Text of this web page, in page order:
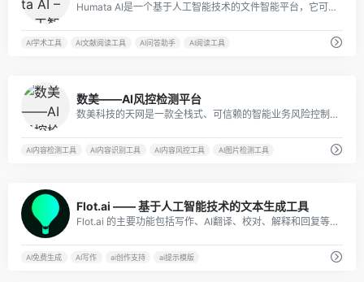
Humata AI是一个基于人工智能技术的文件智能平台，它可以帮助用户从文件中快速提取、分析、总结和生成有价值的信息。
AI学术工具 AI文献阅读工具 AI问答助手 AI阅读工具
数美——AI风控检测平台
数美科技的天网是一款全栈式、可信赖的智能业务风险控制平台，拥有多种功能和特色功能，可以满足不同行业和不同场景的风险控制需求，帮助企业提高业务的安全性和稳定性。
AI内容检测工具 AI内容识别工具 AI内容风控工具 AI图片检测工具
Flot.ai —— 基于人工智能技术的文本生成工具
Flot.ai 的主要功能包括写作、AI翻译、校对、解释和回复等，可以为用户提供全方位的文本处理和创作支持。具体来说，用户可以通过 Flot.ai 输入中文或英文文本，并选择相应的处理方式，例如翻译、语法检查、文本压缩等。
AI免费生成 AI写作 ai创作支持 ai提示模版